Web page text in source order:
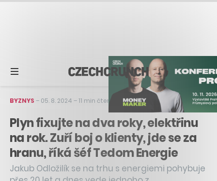
BYZNYS – 05. 8. 2024 –11 min čtení
Plyn fixujte na dva roky, elektřinu
na rok. Zuří boj o klienty, jde se za
hranu, říká šéf Tedom Energie
Jakub Odložilík se na trhu s energiemi pohybuje